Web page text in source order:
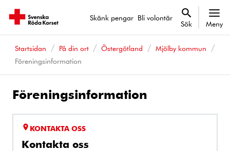
Skänk pengar Bli volontär
Sök Meny
Startsidan På din ort Östergötland
Mjölby kommun
Föreningsinformation
Föreningsinformation
KONTAKTA OSS
Kontakta oss